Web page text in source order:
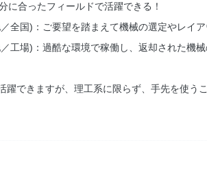
に合ったフィールドで活躍できる！
全国)：ご要望を踏まえて機械の選定やレイア
工場)：過酷な環境で稼働し、返却された機
できますが、理工系に限らず、手先を使う